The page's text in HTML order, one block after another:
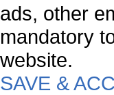
ads, other
mandatory
website.
SAVE &